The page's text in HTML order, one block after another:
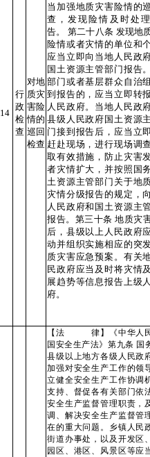
14
行
政
检
查
对地
质灾
害险
情的
巡回
检查
当加强地质灾害险情的
查，发现险情及时处
告。 第二十八条 发现地
险情或者灾情的单位和
应当立即向当地人民政
国土资源主管部门报告
部门或者基层群众自治
到报告的，应当立即转
人民政府。当地人民政
县级人民政府国土资源
门接到报告后，应当立
赶赴现场，进行现场调
取有效措施，防止灾害
者灾情扩大，并按照国
土资源主管部门关于地
灾情分级报告的规定，
人民政府和国土资源主
报告。第三十条 地质灾
后，县级以上人民政府
动并组织实施相应的突
质灾害应急预案。有关
民政府应当及时将灾情
展趋势等信息报告上级
府。
【法 律】《中华人
国安全生产法》第九条 国
县级以上地方各级人民政
加强对安全生产工作的领
立健全安全生产工作协调
支持、督促各有关部门依
安全生产监督管理职责，
调、解决安全生产监督管
在的重大问题。乡镇人民
街道办事处，以及开发区
园区、港区、风景区等应